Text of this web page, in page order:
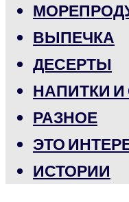
ВЫПЕЧКА
ДЕСЕРТЫ
НАПИТКИ И
РАЗНОЕ
ЭТО
ИСТОРИИ